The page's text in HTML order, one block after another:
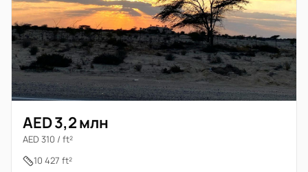
AED 3,2 млн
AED 310 / ft²
10 427 ft²